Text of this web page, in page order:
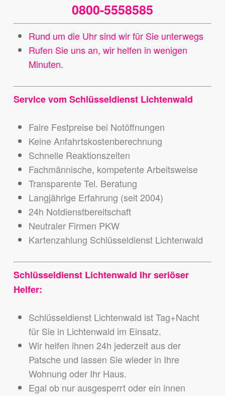
0800-5558585
Rund um die Uhr sind wir für Sie unterwegs
Rufen Sie uns an, wir helfen in wenigen
Minuten.
Service vom Schlüsseldienst Lichtenwald
Faire Festpreise bei Notöffnungen
Keine Anfahrtskostenberechnung
Schnelle Reaktionszeiten
Fachmännische, kompetente Arbeitsweise
Transparente Tel. Beratung
Langjährige Erfahrung (seit 2004)
24h Notdienstbereitschaft
Neutraler Firmen PKW
Kartenzahlung Schlüsseldienst Lichtenwald
Schlüsseldienst Lichtenwald Ihr seriöser
Helfer:
Schlüsseldienst Lichtenwald ist Tag+Nacht
für Sie in Lichtenwald im Einsatz.
Wir helfen ihnen 24h jederzeit aus der
Patsche und lassen Sie wieder in Ihre
Wohnung oder Ihr Haus.
Egal ob nur ausgesperrt oder ein innen